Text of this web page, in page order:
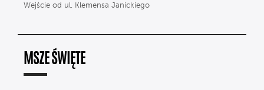
Wejście od ul. Klemensa Janickiego
MSZE ŚWIĘTE